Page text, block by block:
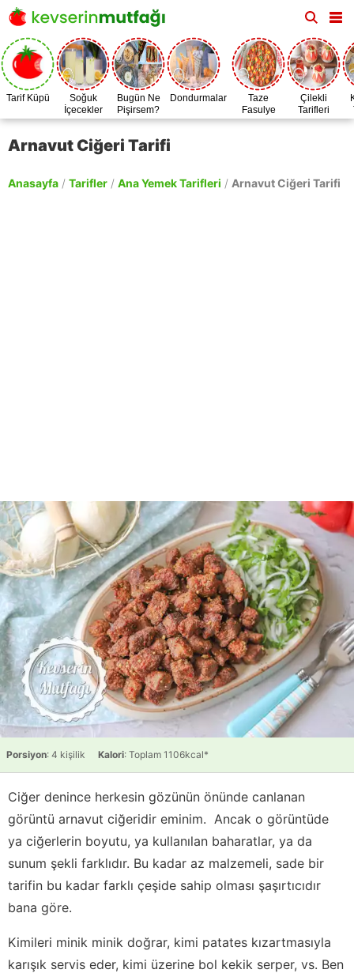
Tarif Küpü
Soğuk
İçecekler
Bugün Ne
Pişirsem?
Dondurmalar
Taze
Fasulye
Zamanı
Çilekli
Tarifleri
Arnavut Ciğeri Tarifi
Anasayfa / Tarifler / Ana Yemek Tarifleri / Arnavut Ciğeri Tarifi
Porsiyon: 4 kişilik Kalori: Toplam 1106kcal*
Ciğer denince herkesin gözünün önünde canlanan
görüntü arnavut ciğeridir eminim. Ancak o görüntüde
ya ciğerlerin boyutu, ya kullanılan baharatlar, ya da
sunum şekli farklıdır. Bu kadar az malzemeli, sade bir
tarifin bu kadar farklı çeşide sahip olması şaşırtıcıdır
bana göre.
Kimileri minik minik doğrar, kimi patates kızartmasıyla
karışık servis eder, kimi üzerine bol kekik serper, vs. Ben